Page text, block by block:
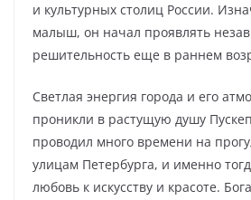
и культурных столиц России.
малыш, он начал проявлять
решительность еще в раннем
Светлая энергия города и его
проникли в растущую душу
проводил много времени на
улицам Петербурга, и именно
любовь к искусству и красоте.